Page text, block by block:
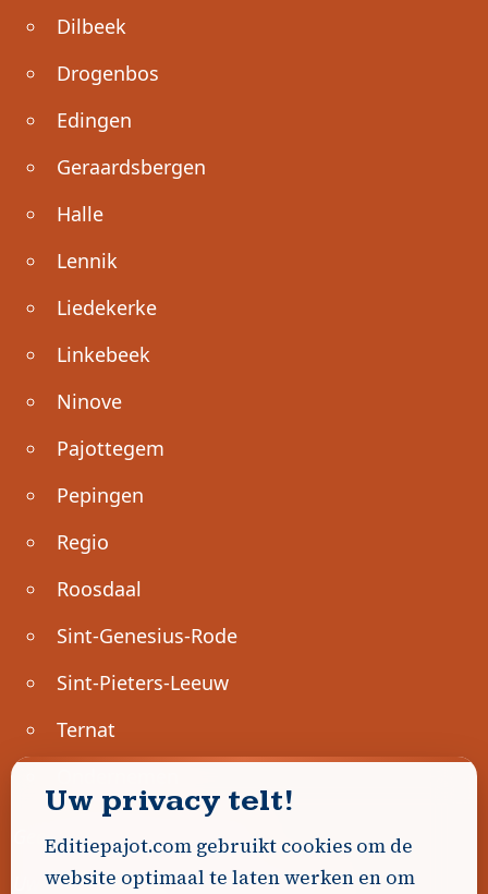
Dilbeek
Drogenbos
Edingen
Geraardsbergen
Halle
Lennik
Liedekerke
Linkebeek
Ninove
Pajottegem
Pepingen
Regio
Roosdaal
Sint-Genesius-Rode
Sint-Pieters-Leeuw
Ternat
Geen advertenties gevonden.
Uw advertentie hier? Contacteer ons!
Uw privacy telt!
Editiepajot.com gebruikt cookies om de
website optimaal te laten werken en om